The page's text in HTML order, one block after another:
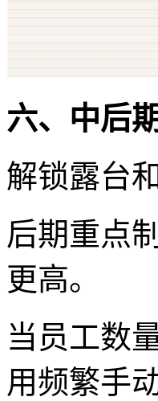
六、中后
解锁露台
后期重点
更高。
当员工数
用频繁手